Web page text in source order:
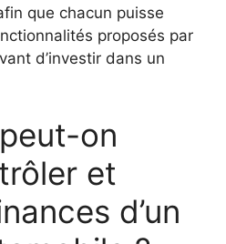
que chacun puisse
proposés par
d’investir dans un
on
et
d’un